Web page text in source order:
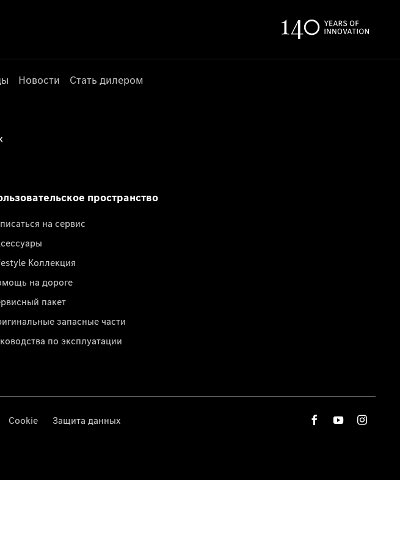
Новости Стать дилером
пространство
на сервис
Коллекция
на дороге
пакет
запасные части
по эксплуатации
Cookie Защита данных